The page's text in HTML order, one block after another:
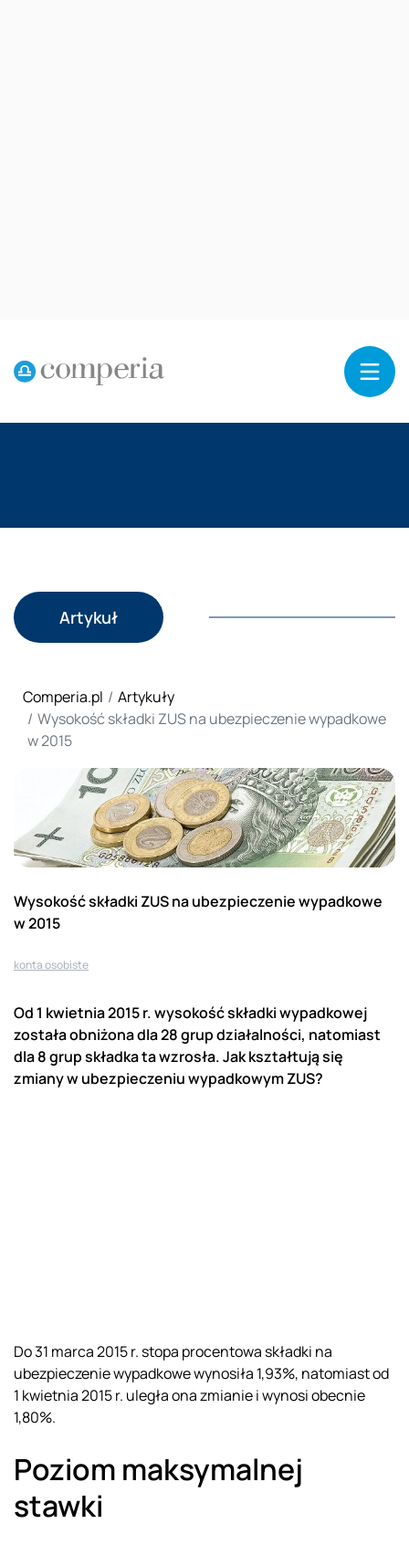
Artykuł
Comperia.pl
Artykuły
Wysokość składki ZUS na ubezpieczenie wypadkowe
w 2015
Wysokość składki ZUS na ubezpieczenie wypadkowe
w 2015
konta osobiste
Od 1 kwietnia 2015 r. wysokość składki wypadkowej
została obniżona dla 28 grup działalności, natomiast
dla 8 grup składka ta wzrosła. Jak kształtują się
zmiany w ubezpieczeniu wypadkowym ZUS?
Do 31 marca 2015 r. stopa procentowa składki na
ubezpieczenie wypadkowe wynosiła 1,93%, natomiast od
1 kwietnia 2015 r. uległa ona zmianie i wynosi obecnie
1,80%.
Poziom maksymalnej
stawki